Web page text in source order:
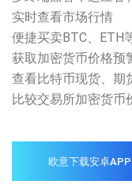
实时查看市场行情
便捷买卖BTC、ETH
获取加密货币价格预
查看比特币现货、期
比较交易所加密货币
欧意下载安卓APP